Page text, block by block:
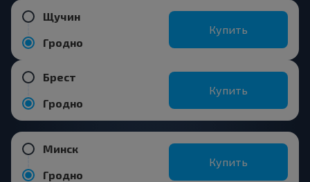
Щучин
Гродно
Купить
Брест
Гродно
Купить
Минск
Гродно
Купить